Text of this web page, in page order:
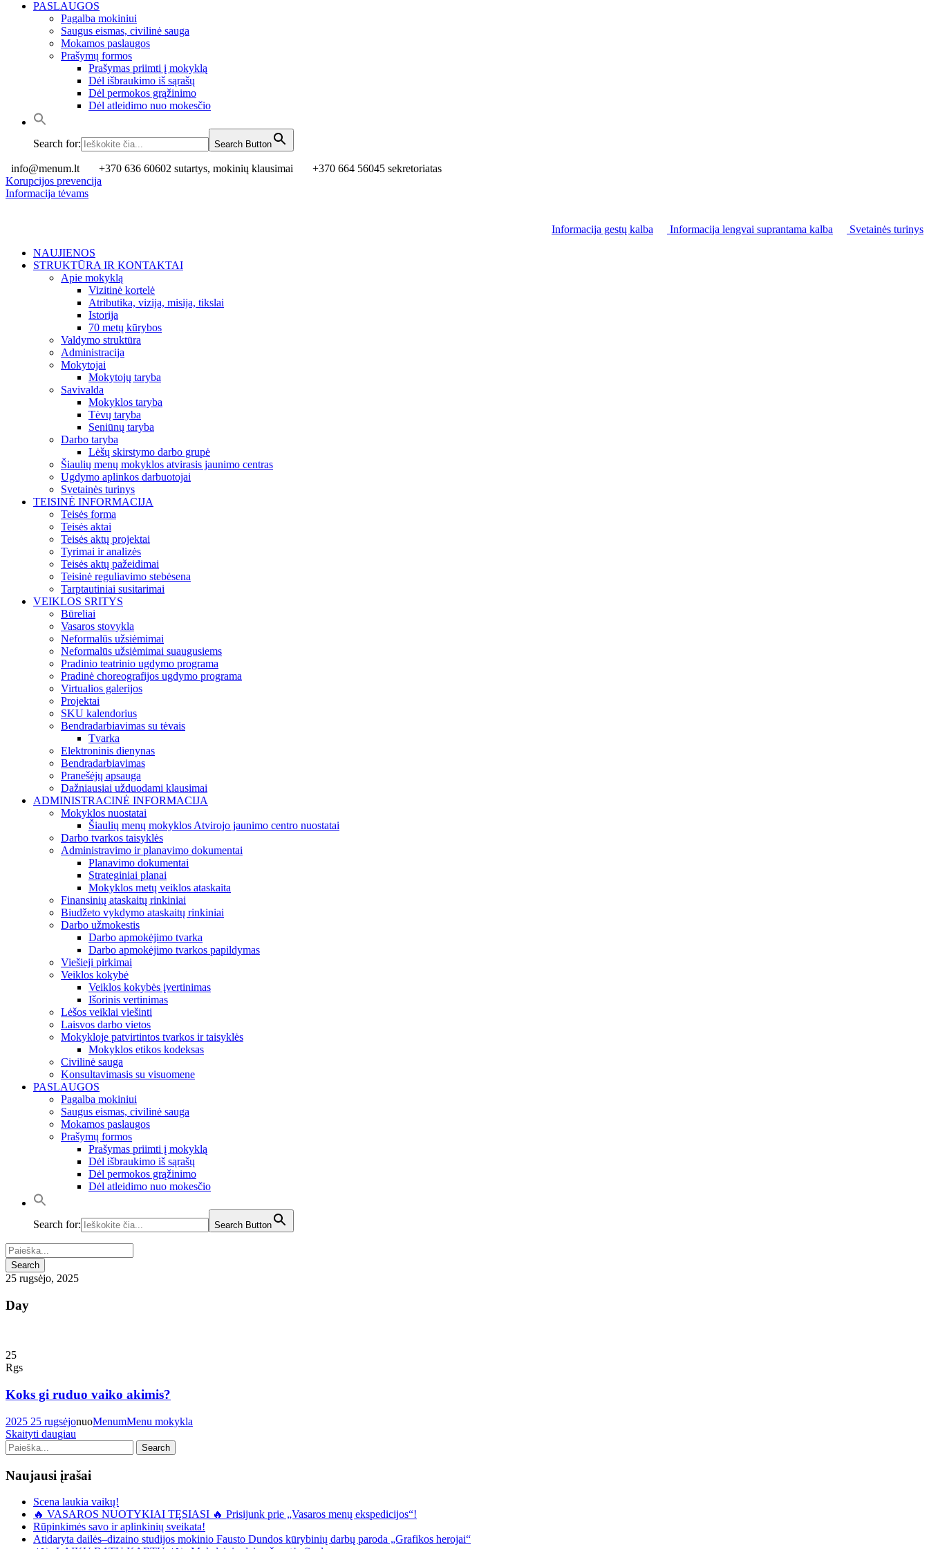
PASLAUGOS
Pagalba mokiniui
Saugus eismas, civilinė sauga
Mokamos paslaugos
Prašymų formos
Prašymas priimti į mokyklą
Dėl išbraukimo iš sąrašų
Dėl permokos grąžinimo
Dėl atleidimo nuo mokesčio
Search for: Search Button
info@menum.lt +370 636 60602 sutartys, mokinių klausimai
+370 664 56045 sekretoriatas
Korupcijos prevencija
Informacija tėvams
Informacija gestų kalba Informacija lengvai suprantama kalba
Svetainės turinys
NAUJIENOS
STRUKTŪRA IR KONTAKTAI
Apie mokyklą
Vizitinė kortelė
Atributika, vizija, misija, tikslai
Istorija
70 metų kūrybos
Valdymo struktūra
Administracija
Mokytojai
Mokytojų taryba
Savivalda
Mokyklos taryba
Tėvų taryba
Seniūnų taryba
Darbo taryba
Lėšų skirstymo darbo grupė
Šiaulių menų mokyklos atvirasis jaunimo centras
Ugdymo aplinkos darbuotojai
Svetainės turinys
TEISINĖ INFORMACIJA
Teisės forma
Teisės aktai
Teisės aktų projektai
Tyrimai ir analizės
Teisės aktų pažeidimai
Teisinė reguliavimo stebėsena
Tarptautiniai susitarimai
VEIKLOS SRITYS
Būreliai
Vasaros stovykla
Neformalūs užsiėmimai
Neformalūs užsiėmimai suaugusiems
Pradinio teatrinio ugdymo programa
Pradinė choreografijos ugdymo programa
Virtualios galerijos
Projektai
SKU kalendorius
Bendradarbiavimas su tėvais
Tvarka
Elektroninis dienynas
Bendradarbiavimas
Pranešėjų apsauga
Dažniausiai užduodami klausimai
ADMINISTRACINĖ INFORMACIJA
Mokyklos nuostatai
Šiaulių menų mokyklos Atvirojo jaunimo centro nuostatai
Darbo tvarkos taisyklės
Administravimo ir planavimo dokumentai
Planavimo dokumentai
Strateginiai planai
Mokyklos metų veiklos ataskaita
Finansinių ataskaitų rinkiniai
Biudžeto vykdymo ataskaitų rinkiniai
Darbo užmokestis
Darbo apmokėjimo tvarka
Darbo apmokėjimo tvarkos papildymas
Viešieji pirkimai
Veiklos kokybė
Veiklos kokybės įvertinimas
Išorinis vertinimas
Lėšos veiklai viešinti
Laisvos darbo vietos
Mokykloje patvirtintos tvarkos ir taisyklės
Mokyklos etikos kodeksas
Civilinė sauga
Konsultavimasis su visuomene
PASLAUGOS
Pagalba mokiniui
Saugus eismas, civilinė sauga
Mokamos paslaugos
Prašymų formos
Prašymas priimti į mokyklą
Dėl išbraukimo iš sąrašų
Dėl permokos grąžinimo
Dėl atleidimo nuo mokesčio
Search for: Search Button
25 rugsėjo, 2025
Day
25
Rgs
Koks gi ruduo vaiko akimis?
2025 25 rugsėjonuoMenumMenu mokykla
Skaityti daugiau
Naujausi įrašai
Scena laukia vaikų!
🔥 VASAROS NUOTYKIAI TĘSIASI 🔥 Prisijunk prie „Vasaros menų ekspedicijos“!
Rūpinkimės savo ir aplinkinių sveikata!
Atidaryta dailės–dizaino studijos mokinio Fausto Dundos kūrybinių darbų paroda „Grafikos herojai“